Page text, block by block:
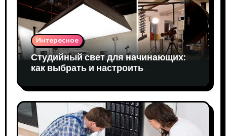
Интересное
Студийный свет для начинающих:
как выбрать и настроить